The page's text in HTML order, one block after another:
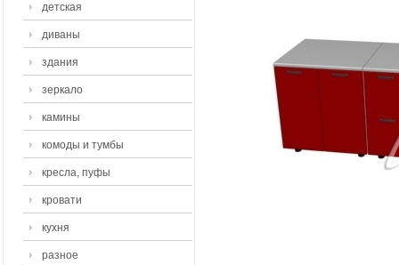
детская
диваны
здания
зеркало
камины
комоды и тумбы
кресла, пуфы
кровати
кухня
разное